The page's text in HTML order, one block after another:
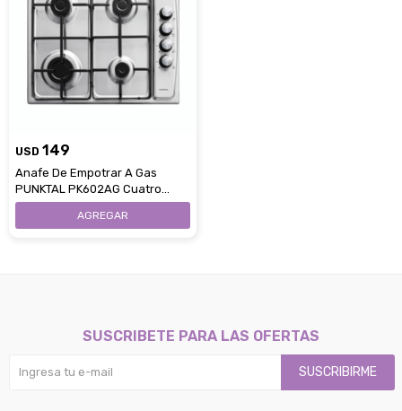
USD 149
Anafe De Empotrar A Gas
PUNKTAL PK602AG Cuatro
Hornallas
SUSCRIBETE PARA LAS OFERTAS
SUSCRIBIRME